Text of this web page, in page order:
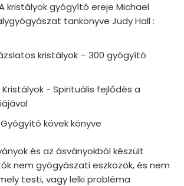
kristályok gyógyító ereje Michael
tankönyve Judy Hall :
kristályok – 300 gyógyító
- Spirituális fejlődés a
kövek könyve
és az ásványokból készült
nem gyógyászati eszközök, és nem
testi, vagy lelki probléma